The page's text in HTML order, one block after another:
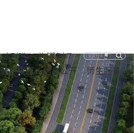
电子邮件 一站式服务大厅
魅力校园 信息公开 师生服务